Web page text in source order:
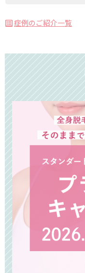
症例のご紹介一覧